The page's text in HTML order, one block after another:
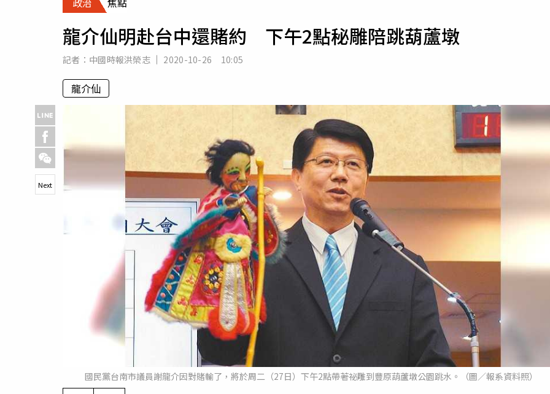
專欄
房產新勢力
運勢
龍介仙明赴台中還賭約 下午2點秘雕陪跳葫蘆墩
記者： 中國時報洪榮志 2020-10-26 10:05
龍介仙
國民黨台南市議員謝龍介因對賭輸了，將於周二（27日）下午2點帶著祕雕到豐原葫蘆墩公園跳水。（圖／報系資料照）
Next